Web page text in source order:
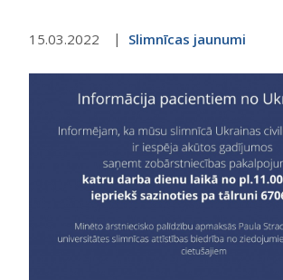
15.03.2022 Slimnīcas jaunumi